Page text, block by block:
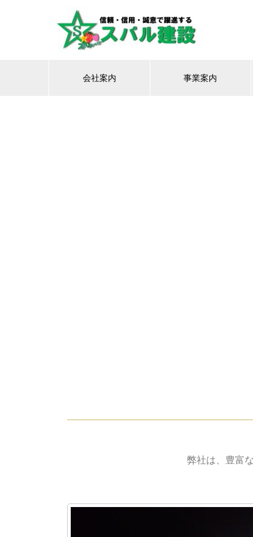
会社案内 事業案内
弊社は、豊富